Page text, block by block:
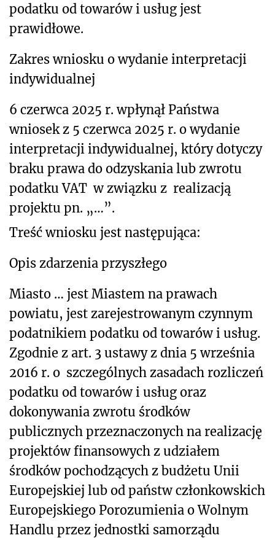
podatku od towarów i usług jest
prawidłowe.
Zakres wniosku o wydanie interpretacji
indywidualnej
6 czerwca 2025 r. wpłynął Państwa
wniosek z 5 czerwca 2025 r. o wydanie
interpretacji indywidualnej, który dotyczy
braku prawa do odzyskania lub zwrotu
podatku VAT w związku z realizacją
projektu pn. „…”.
Treść wniosku jest następująca:
Opis zdarzenia przyszłego
Miasto … jest Miastem na prawach
powiatu, jest zarejestrowanym czynnym
podatnikiem podatku od towarów i usług.
Zgodnie z art. 3 ustawy z dnia 5 września
2016 r. o szczególnych zasadach rozliczeń
podatku od towarów i usług oraz
dokonywania zwrotu środków
publicznych przeznaczonych na realizację
projektów finansowych z udziałem
środków pochodzących z budżetu Unii
Europejskiej lub od państw członkowskich
Europejskiego Porozumienia o Wolnym
Handlu przez jednostki samorządu